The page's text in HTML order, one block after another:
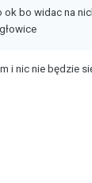
bo widac na
i nic nie będzie